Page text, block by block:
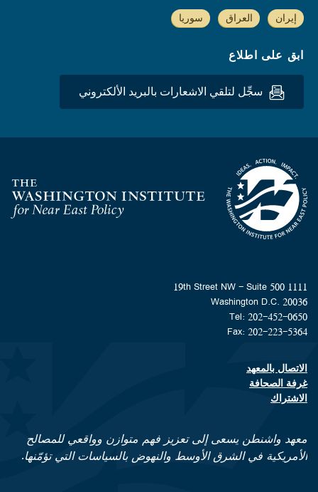
إيران العراق سوريا
ابق على اطلاع
سجِّل لتلقي الاشعارات بالبريد الألكتروني
Homepage
1111 19th Street NW - Suite 500
Washington D.C. 20036
Tel: 202-452-0650
Fax: 202-223-5364
Footer contact links
الاتصال بالمعهد
غرفة الصحافة
الاشتراك
معهد واشنطن يسعى إلى تعزيز فهم متوازن وواقعي للمصالح
الأمريكية في الشرق الأوسط والنهوض بالسياسات التي تؤمّنها.